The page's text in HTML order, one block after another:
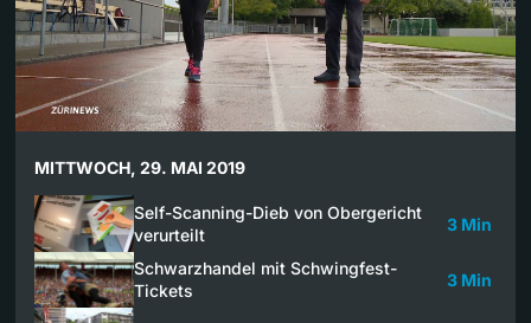
MITTWOCH, 29. MAI 2019
Self-Scanning-Dieb von Obergericht
verurteilt
3 Min
Schwarzhandel mit Schwingfest-
Tickets
3 Min